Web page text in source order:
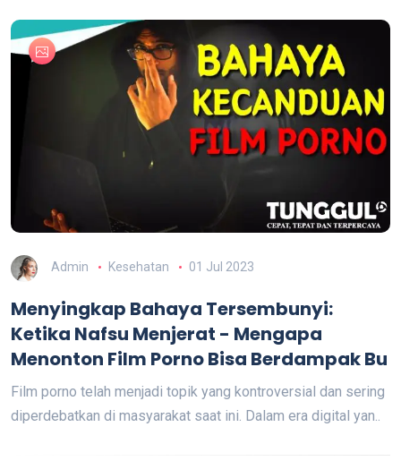
Admin Kesehatan 01 Jul 2023
Menyingkap Bahaya Tersembunyi:
Ketika Nafsu Menjerat - Mengapa
Menonton Film Porno Bisa Berdampak Bu
Film porno telah menjadi topik yang kontroversial dan sering
diperdebatkan di masyarakat saat ini. Dalam era digital yan..